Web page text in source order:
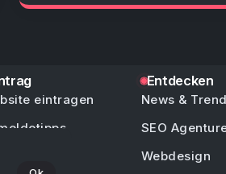
eintragen
/ Hilfe
Entdecken
News &
SEO
Webdesign